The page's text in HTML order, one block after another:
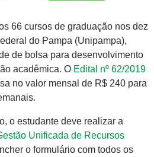
66 cursos de graduação nos dez
do Pampa (Unipampa),
de bolsa para desenvolvimento
acadêmica. O Edital nº 62/2019
no valor mensal de R$ 240 para
o estudante deve realizar a
Unificada de Recursos
o formulário com todos os